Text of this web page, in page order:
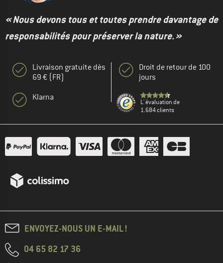
« Nous devons tous et toutes prendre davantage de
responsabilités pour préserver la nature. »
Livraison gratuite dès
69 € (FR)
Klarna
Droit de retour de 100
jours
L' évaluation de
1.684 clients
ENVOYEZ-NOUS UN E-MAIL !
04 65 82 17 36